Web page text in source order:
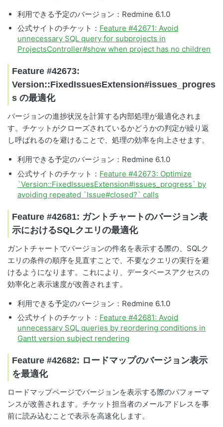
利用できる予定のバージョン：Redmine 6.1.0
公式サイトのチケット： Feature #42671: Avoid
unnecessary SQL query for subprojects in
ProjectsController#show when project has no children
Feature #42673:
Version::FixedIssuesExtension#issues_progres
s の最適化
バージョンの進捗状況を計算する内部処理が最適化されま
す。チケットがクローズされているかどうかの判定が繰り返
し呼ばれるのを避けることで、処理の効率を向上させます。
利用できる予定のバージョン：Redmine 6.1.0
公式サイトのチケット： Feature #42673: Optimize
`Version::FixedIssuesExtension#issues_progress` by
avoiding repeated `Issue#closed?` calls
Feature #42681: ガントチャートのバージョン表
示におけるSQLクエリの最適化
ガントチャートでバージョンの件名を表示する際の、SQLク
エリの条件の順序を見直すことで、不要なクエリの実行を避
けるようになります。これにより、データベースアクセスの
効率化と表示速度が改善されます。
利用できる予定のバージョン：Redmine 6.1.0
公式サイトのチケット： Feature #42681: Avoid
unnecessary SQL queries by reordering conditions in
Gantt version subject rendering
Feature #42682: ロードマップのバージョン表示
を最適化
ロードマップページでバージョンを表示する際のパフォーマ
ンスが改善されます。チケット担当者のメールアドレスを事
前に読み込むことで表示を高速化します。